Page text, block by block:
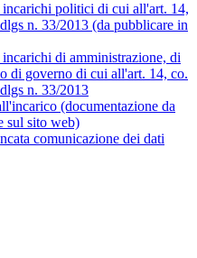
politici di cui all'art. 14,
n. 33/2013 (da pubblicare in
di amministrazione, di
di governo di cui all'art. 14, co.
n. 33/2013
(documentazione da
sul sito web)
comunicazione dei dati